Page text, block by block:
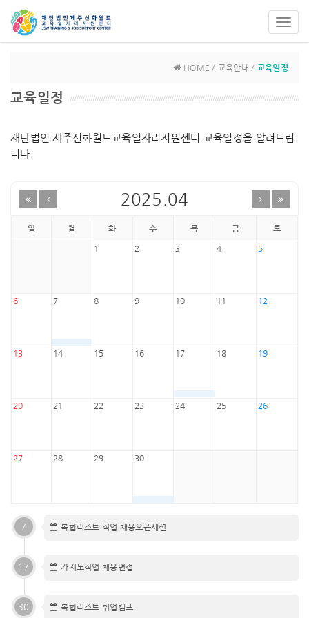
HOME / 교육안내 / 교육일정
교육일정
재단법인 제주신화월드교육일자리지원센터 교육일정을 알려드립
니다.
2025.04
일 월 화 수 목 금 토
1 2 3 4 5
6 7 8 9 10 11 12
13 14 15 16 17 18 19
20 21 22 23 24 25 26
27 28 29 30
7 복합리조트 직업 채용오픈세션
17 카지노직업 채용면접
30 복합리조트 취업캠프